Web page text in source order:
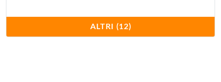
Biblioteca Nazionale Braidense
via Brera 28, Milano
ALTRI (12)